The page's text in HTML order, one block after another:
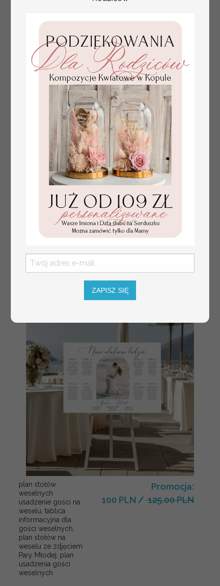
numerki na stół weselny
z tłoczonymi kwiatami,
stoły weselne, tłoczone
numerki na stół weselny,
dekoracja stołów
Promocja:
plan stołów
weselnych
usadzenie gości na
weselu, tablica
informacyjna dla
gości weselnych,
plan stołów na
weselu ze zdjęciem
Pary Młodej, plan
usadzenia gości
weselnych
Promocja:
100 PLN / 125.00 PLN
ZAPISZ SIĘ